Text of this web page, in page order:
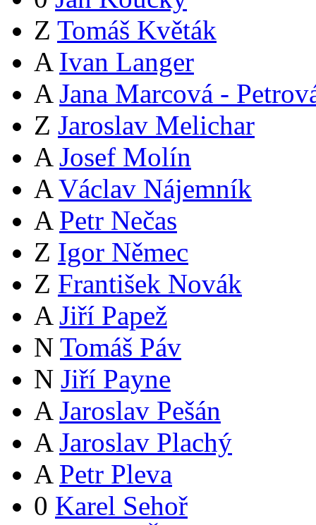
Z Tomáš Květák
A Ivan Langer
A Jana Marcová -
Z Jaroslav Melichar
A Josef Molín
A Václav Nájemník
A Petr Nečas
Z Igor Němec
Z František Novák
A Jiří Papež
N Tomáš Páv
N Jiří Payne
A Jaroslav Pešán
A Jaroslav Plachý
A Petr Pleva
0 Karel Sehoř